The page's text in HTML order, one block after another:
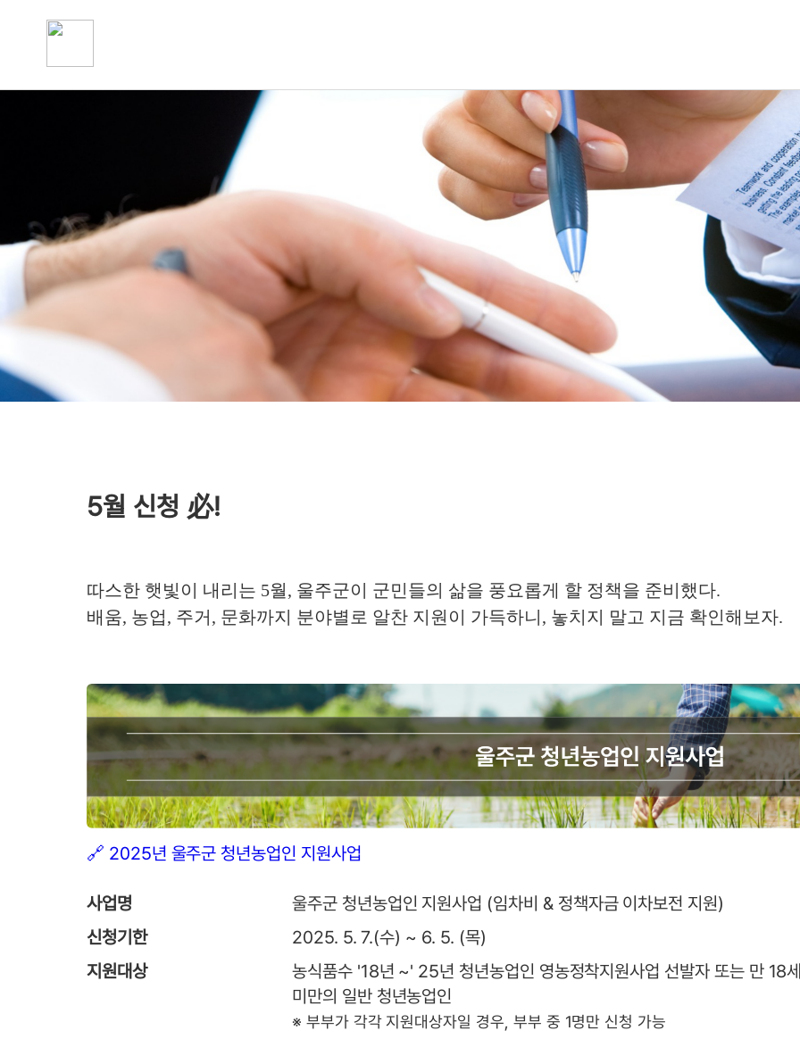
5월 신청 必!
따스한 햇빛이 내리는 5월, 울주군이 군민들의 삶을 풍요롭게 할 정책을 준비했다.
배움, 농업, 주거, 문화까지 분야별로 알찬 지원이 가득하니, 놓치지 말고 지금 확인해보자.
🔗 2025년 울주군 청년농업인 지원사업
사업명
울주군 청년농업인 지원사업 (임차비 & 정책자금 이차보전 지원)
신청기한
2025. 5. 7.(수) ~ 6. 5. (목)
지원대상
농식품수 '18년 ~' 25년 청년농업인 영농정착지원사업 선발자 또는 만 18
미만의 일반 청년농업인
※ 부부가 각각 지원대상자일 경우, 부부 중 1명만 신청 가능